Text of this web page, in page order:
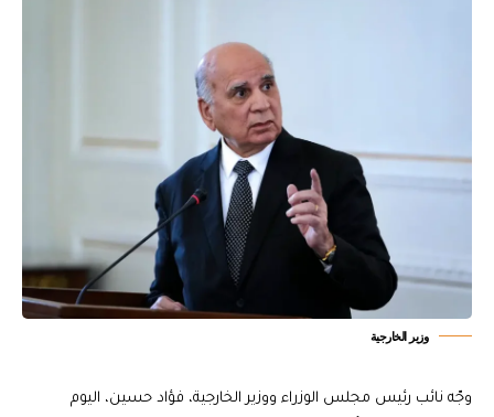
وزير الخارجية
وجّه نائب رئيس مجلس الوزراء ووزير الخارجية، فؤاد حسين، اليوم